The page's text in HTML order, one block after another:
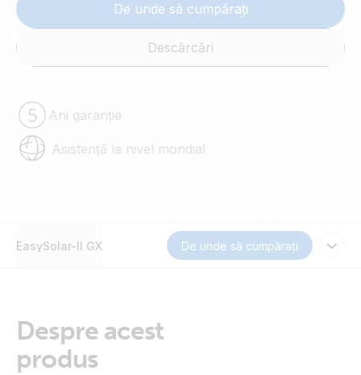
De unde să cumpărați
Descărcări
Ani garanție
Asistență la nivel mondial
EasySolar-II GX De unde să cumpărați
Despre acest
produs